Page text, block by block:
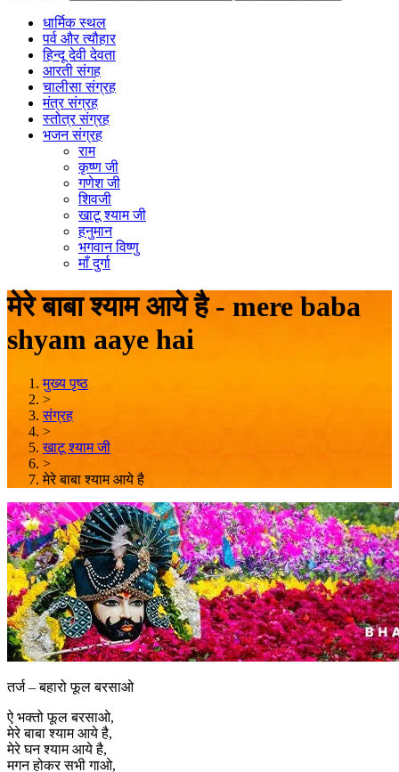
धार्मिक स्थल
पर्व और त्यौहार
हिन्दू देवी देवता
आरती संगह
चालीसा संग्रह
मंत्र संग्रह
स्तोत्र संग्रह
भजन संग्रह
राम
कृष्ण जी
गणेश जी
शिवजी
खाटू श्याम जी
हनुमान
भगवान विष्णु
माँ दुर्गा
मेरे बाबा श्याम आये है - mere baba
shyam aaye hai
मुख्य पृष्ठ
>
संग्रह
>
खाटू श्याम जी
>
मेरे बाबा श्याम आये है
तर्ज – बहारो फूल बरसाओ
ऐ भक्तो फूल बरसाओ,
मेरे बाबा श्याम आये है,
मेरे घन श्याम आये है,
मगन होकर सभी गाओ,